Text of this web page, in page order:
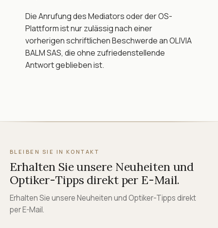
Die Anrufung des Mediators oder der OS-
Plattform ist nur zulässig nach einer
vorherigen schriftlichen Beschwerde an OLIVIA
BALM SAS, die ohne zufriedenstellende
Antwort geblieben ist.
BLEIBEN SIE IN KONTAKT
Erhalten Sie unsere Neuheiten und
Optiker-Tipps direkt per E-Mail.
Erhalten Sie unsere Neuheiten und Optiker-Tipps direkt
per E-Mail.